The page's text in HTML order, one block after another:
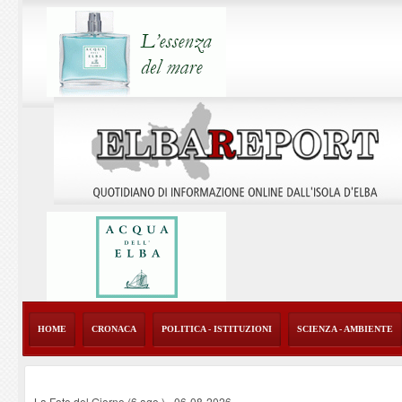
HOME CRONACA POLITICA - ISTITUZIONI SCIENZA - AMBIENTE